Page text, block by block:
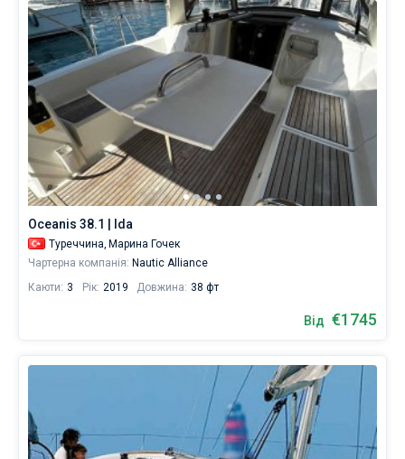
Oceanis 38.1 | Ida
Туреччина, Марина Гочек
Чартерна компанія: Nautic Alliance
Каюти: 3 Рік: 2019 Довжина: 38 фт
Від €1745